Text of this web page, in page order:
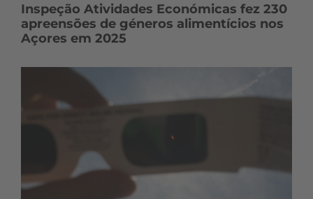
Inspeção Atividades Económicas fez 230
apreensões de géneros alimentícios nos
Açores em 2025